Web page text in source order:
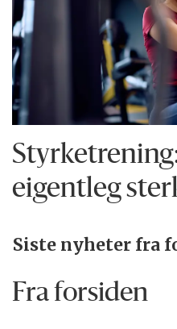
eigentleg
Siste nyheter fra
Fra forsiden